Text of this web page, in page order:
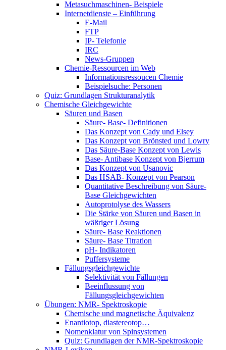
Metasuchmaschinen- Beispiele
Internetdienste – Einführung
E-Mail
FTP
IP- Telefonie
IRC
News-Gruppen
Chemie-Ressourcen im Web
Informationsressoucen Chemie
Beispielsuche: Personen
Quiz: Grundlagen Strukturanalytik
Chemische Gleichgewichte
Säuren und Basen
Säure- Base- Definitionen
Das Konzept von Cady und Elsey
Das Konzept von Brönsted und Lowry
Das Säure-Base Konzept von Lewis
Base- Antibase Konzept von Bjerrum
Das Konzept von Usanovic
Das HSAB- Konzept von Pearson
Quantitative Beschreibung von Säure-
Base Gleichgewichten
Autoprotolyse des Wassers
Die Stärke von Säuren und Basen in
wäßriger Lösung
Säure- Base Reaktionen
Säure- Base Titration
pH- Indikatoren
Puffersysteme
Fällungsgleichgewichte
Selektivität von Fällungen
Beeinflussung von
Fällungsgleichgewichten
Übungen: NMR- Spektroskopie
Chemische und magnetische Äquivalenz
Enantiotop, diastereotop…
Nomenklatur von Spinsystemen
Quiz: Grundlagen der NMR-Spektroskopie